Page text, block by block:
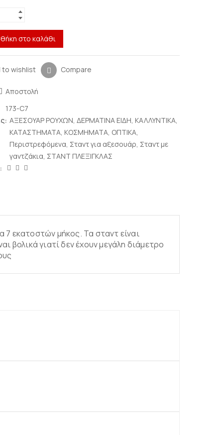
στο καλάθι
to wishlist Compare
Αποστολή
173-C7
ΑΞΕΣΟΥΑΡ ΡΟΥΧΩΝ, ΔΕΡΜΑΤΙΝΑ ΕΙΔΗ, ΚΑΛΛΥΝΤΙΚΑ,
ΚΑΤΑΣΤΗΜΑΤΑ, ΚΟΣΜΗΜΑΤΑ, ΟΠΤΙΚΑ,
Περιστρεφόμενα, Σταντ για αξεσουάρ, Σταντ με
γαντζάκια, ΣΤΑΝΤ ΠΛΕΞΙΓΚΛΑΣ
εκατοστών μήκος. Τα σταντ είναι
βολικά γιατί δεν έχουν μεγάλη διάμετρο